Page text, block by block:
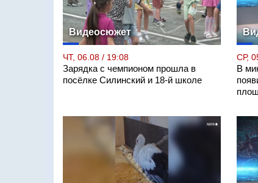
Видеосюжет
ЧТ, 06.08 / 19:08
Зарядка с чемпионом прошла в
посёлке Силинский и 18-й школе
СР,
В